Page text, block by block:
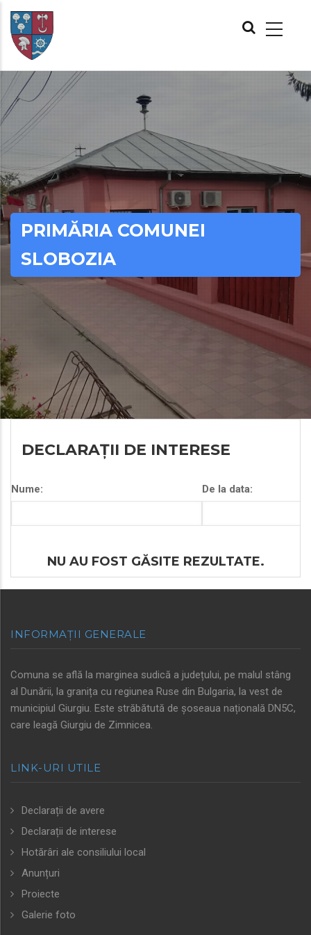
Skip
main
content
NAVIGATION
PRIMĂRIA COMUNEI
SLOBOZIA
DECLARAȚII DE INTERESE
Nume: De la data:
NU AU FOST GĂSITE REZULTATE.
INFORMAȚII GENERALE
Comuna se află la marginea sudică a județului, pe malul stâng
al Dunării, la granița cu regiunea Ruse din Bulgaria, la vest de
municipiul Giurgiu. Este străbătută de șoseaua națională DN5C,
care leagă Giurgiu de Zimnicea.
LINK-URI UTILE
Declarații de avere
Declarații de interese
Hotărâri ale consiliului local
Anunțuri
Proiecte
Galerie foto